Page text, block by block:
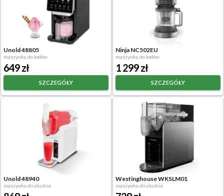
Unold 48805
maszynka do lodów
649 zł
SZCZEGÓŁY
Ninja NC502EU
maszynka do lodów
1 299 zł
SZCZEGÓŁY
Unold 48940
maszynka do slushie
Westinghouse WKSLM01
maszynka do slushie